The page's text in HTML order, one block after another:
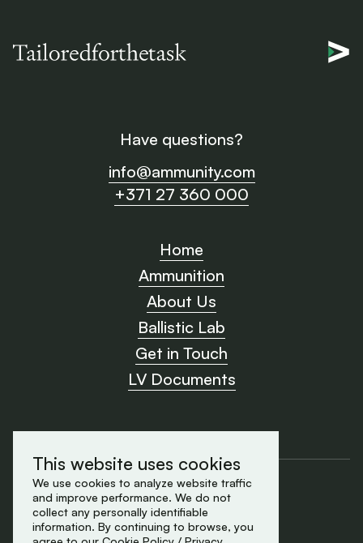
Have questions?
info@ammunity.com
+371 27 360 000
Home
Ammunition
About Us
Ballistic Lab
Get in Touch
LV Documents
Cookie Policy
Privacy Policy
made by Element
© 2026 All rights reserved
This website uses cookies
We use cookies to analyze website traffic
and improve performance. We do not
collect any personally identifiable
information. By continuing to browse, you